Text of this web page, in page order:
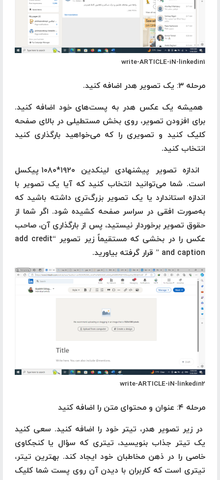
write-ARTICLE-iN-linkedin1
مرحله ۳: یک تصویر هدر اضافه کنید.
همیشه یک عکس هدر به پست‌های خود اضافه کنید.
برای افزودن تصویر، روی بخش مستطیلی در بالای صفحه
کلیک کنید و تصویری را که می‌خواهید بارگذاری کنید
انتخاب کنید.
اندازه تصویر پیشنهادی لینکدین ۱۹۲۰*۱۰۸۰ پیکسل
است. شما می‌توانید انتخاب کنید که آیا یک تصویر با
اندازه استاندارد یا یک تصویر بزرگ‌تری داشته باشید که
به‌صورت افقی در سراسر صفحه کشیده شود. اگر شما از
حقوق تصویر برخوردار نیستید، پس از بارگذاری آن، صاحب
عکس را در بخشی که مستقیماً زیر تصویر “add credit
and caption ” قرار گرفته بیاورید.
write-ARTICLE-iN-linkedin2
مرحله ۴: عنوان و محتوای متن را اضافه کنید
در زیر تصویر هدر، تیتر خود را اضافه کنید. سعی کنید
یک تیتر جذاب بنویسید، تیتری که سؤال یا کنجکاوی
خاصی را در ذهن مخاطبان خود ایجاد کند. بهترین تیتر،
تیتری است که کاربران با دیدن آن روی پست شما کلیک